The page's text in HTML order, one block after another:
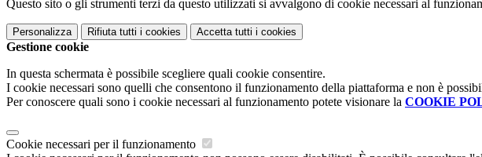
Questo sito o gli strumenti terzi da questo utilizzati si avvalgono di cookie necessari al
Personalizza Rifiuta tutti i cookies Accetta tutti i cookies
Gestione cookie
In questa schermata è possibile scegliere quali cookie consentire.
I cookie necessari sono quelli che consentono il funzionamento della piattaforma e non è
Per conoscere quali sono i cookie necessari al funzionamento potete visionare la COOKIE
Cookie necessari per il funzionamento